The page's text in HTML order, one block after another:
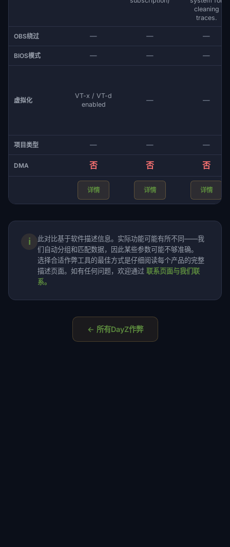
cleaning
traces.
OBS绕过 — — —
BIOS模式 — — —
虚拟化
VT-x / VT-d
enabled
— —
项目类型 — — —
DMA 否 否 否
详情 详情 详情
ℹ
此对比基于软件描述信息。实际功能可能有所不同——我
们自动分组和匹配数据，因此某些参数可能不够准确。
选择合适作弊工具的最佳方式是仔细阅读每个产品的完整
描述页面。如有任何问题，欢迎通过 联系页面与我们联
系。
← 所有DayZ作弊